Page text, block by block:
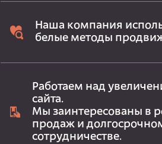
Наша компания
белые методы
Работаем над
сайта.
Мы заинтересованы в
продаж и
сотрудничестве.